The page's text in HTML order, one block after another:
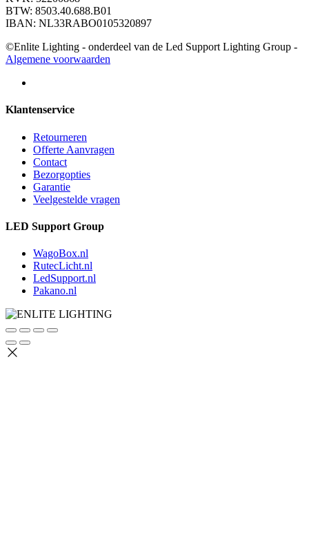
BTW: 8503.40.688.B01
IBAN: NL33RABO0105320897
©Enlite Lighting - onderdeel van de Led Support Lighting Group -
Algemene voorwaarden
Klantenservice
Retourneren
Offerte Aanvragen
Contact
Bezorgopties
Garantie
Veelgestelde vragen
LED Support Group
WagoBox.nl
RutecLicht.nl
LedSupport.nl
Pakano.nl